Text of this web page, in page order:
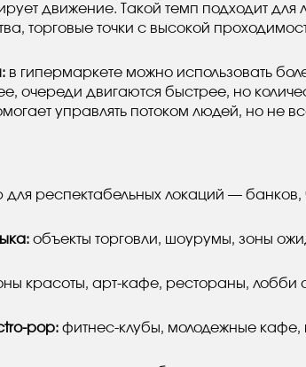
движение. Такой темп подходит
торговые точки с высокой
в гипермаркете можно использовать
очереди двигаются быстрее, но
управлять потоком людей, но не
респектабельных локаций — банков,
объекты торговли, шоурумы, зоны
красоты, арт-кафе, рестораны, лобби
pop: фитнес-клубы, молодежные кафе,